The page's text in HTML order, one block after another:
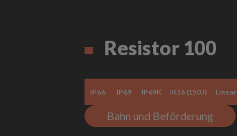
Resistor 100
IP66 IP69 IP69K IK16 (150J) Linear
Bahn und Beförderung